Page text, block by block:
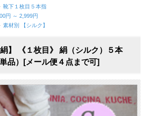
靴下１枚目５本指
円 ～ 2,999円
素材別 【シルク】
】 《１枚目》 絹（シルク）５本
品）[メール便４点まで可]